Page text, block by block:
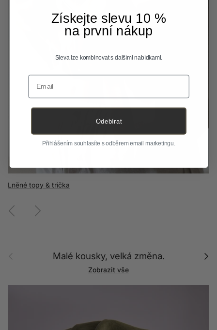
Lněné topy & trička
Vlněné oblečení
Flanelové košile
Předchozí
Předchozí Malé kousky, velká změna. Další
Zobrazit vše
Získejte slevu 10 %
na první nákup
Sleva lze kombinovat s dalšími nabídkami.
Email
Odebírat
Přihlášením souhlasíte s odběrem email marketingu.